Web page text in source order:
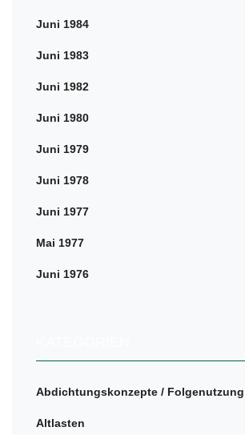
Juni 1984
Juni 1983
Juni 1982
Juni 1980
Juni 1979
Juni 1978
Juni 1977
Mai 1977
Juni 1976
Abdichtungskonzepte / Folgenutzung
Altlasten